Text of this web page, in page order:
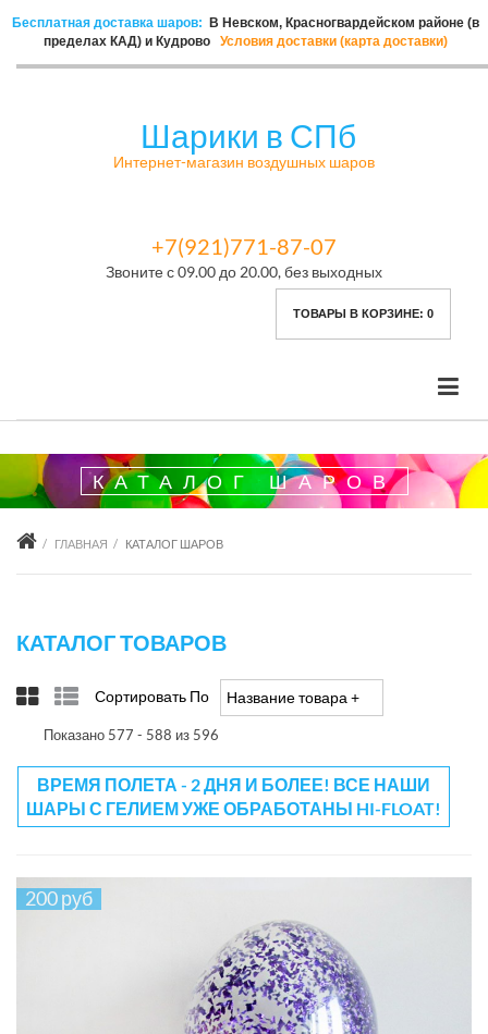
Бесплатная доставка шаров:
В Невском, Красногвардейском районе (в
пределах КАД) и Кудрово
Условия доставки (карта доставки)
Шарики в СПб
Интернет-магазин воздушных шаров
+7(921)771-87-07
Звоните с 09.00 до 20.00, без выходных
ТОВАРЫ В КОРЗИНЕ: 0
КАТАЛОГ ШАРОВ
ГЛАВНАЯ КАТАЛОГ ШАРОВ
КАТАЛОГ ТОВАРОВ
Сортировать По Название товара +/-
Показано 577 - 588 из 596
ВРЕМЯ ПОЛЕТА - 2 ДНЯ И БОЛЕЕ! ВСЕ НАШИ
ШАРЫ С ГЕЛИЕМ УЖЕ ОБРАБОТАНЫ HI-FLOAT!
200 руб